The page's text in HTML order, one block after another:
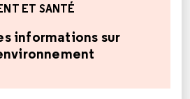
ET SANTÉ
informations sur